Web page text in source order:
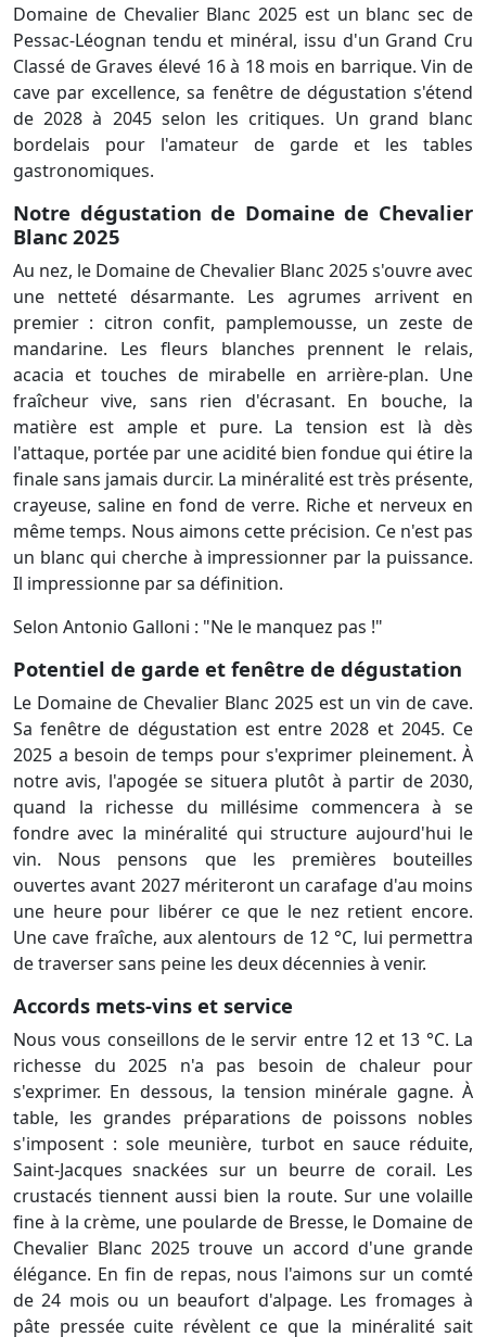
Domaine de Chevalier Blanc 2025 est un blanc sec de
Pessac-Léognan tendu et minéral, issu d'un Grand Cru
Classé de Graves élevé 16 à 18 mois en barrique. Vin de
cave par excellence, sa fenêtre de dégustation s'étend
de 2028 à 2045 selon les critiques. Un grand blanc
bordelais pour l'amateur de garde et les tables
gastronomiques.
Notre dégustation de Domaine de Chevalier
Blanc 2025
Au nez, le Domaine de Chevalier Blanc 2025 s'ouvre avec
une netteté désarmante. Les agrumes arrivent en
premier : citron confit, pamplemousse, un zeste de
mandarine. Les fleurs blanches prennent le relais,
acacia et touches de mirabelle en arrière-plan. Une
fraîcheur vive, sans rien d'écrasant. En bouche, la
matière est ample et pure. La tension est là dès
l'attaque, portée par une acidité bien fondue qui étire la
finale sans jamais durcir. La minéralité est très présente,
crayeuse, saline en fond de verre. Riche et nerveux en
même temps. Nous aimons cette précision. Ce n'est pas
un blanc qui cherche à impressionner par la puissance.
Il impressionne par sa définition.
Selon Antonio Galloni : "Ne le manquez pas !"
Potentiel de garde et fenêtre de dégustation
Le Domaine de Chevalier Blanc 2025 est un vin de cave.
Sa fenêtre de dégustation est entre 2028 et 2045. Ce
2025 a besoin de temps pour s'exprimer pleinement. À
notre avis, l'apogée se situera plutôt à partir de 2030,
quand la richesse du millésime commencera à se
fondre avec la minéralité qui structure aujourd'hui le
vin. Nous pensons que les premières bouteilles
ouvertes avant 2027 mériteront un carafage d'au moins
une heure pour libérer ce que le nez retient encore.
Une cave fraîche, aux alentours de 12 °C, lui permettra
de traverser sans peine les deux décennies à venir.
Accords mets-vins et service
Nous vous conseillons de le servir entre 12 et 13 °C. La
richesse du 2025 n'a pas besoin de chaleur pour
s'exprimer. En dessous, la tension minérale gagne. À
table, les grandes préparations de poissons nobles
s'imposent : sole meunière, turbot en sauce réduite,
Saint-Jacques snackées sur un beurre de corail. Les
crustacés tiennent aussi bien la route. Sur une volaille
fine à la crème, une poularde de Bresse, le Domaine de
Chevalier Blanc 2025 trouve un accord d'une grande
élégance. En fin de repas, nous l'aimons sur un comté
de 24 mois ou un beaufort d'alpage. Les fromages à
pâte pressée cuite révèlent ce que la minéralité sait